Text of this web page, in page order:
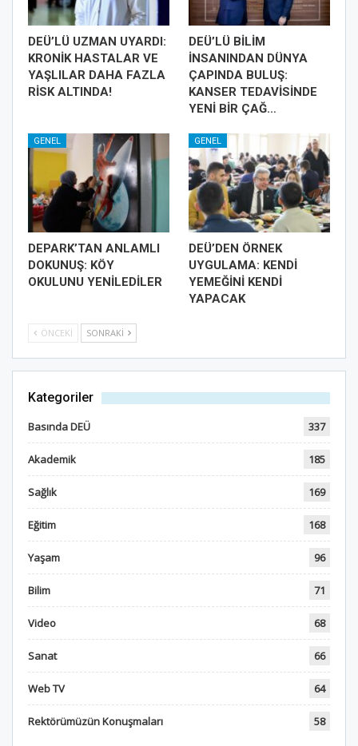
DEÜ’LÜ UZMAN UYARDI:
KRONİK HASTALAR VE
YAŞLILAR DAHA FAZLA
RİSK ALTINDA!
DEÜ’LÜ BİLİM
İNSANINDAN DÜNYA
ÇAPINDA BULUŞ:
KANSER TEDAVİSİNDE
YENİ BİR ÇAĞ…
GENEL
DEPARK’TAN ANLAMLI
DOKUNUŞ: KÖY
OKULUNU YENİLEDİLER
GENEL
DEÜ’DEN ÖRNEK
UYGULAMA: KENDİ
YEMEĞİNİ KENDİ
YAPACAK
ÖNCEKI SONRAKI
Kategoriler
Basında DEÜ 337
Akademik 185
Sağlık 169
Eğitim 168
Yaşam 96
Bilim 71
Video 68
Sanat 66
Web TV 64
Rektörümüzün Konuşmaları 58